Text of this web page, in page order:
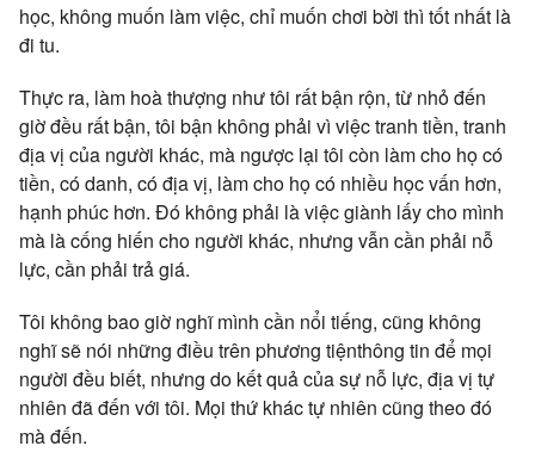
học, không muốn làm việc, chỉ muốn chơi bời thì tốt nhất là
đi tu.
Thực ra, làm hoà thượng như tôi rất bận rộn, từ nhỏ đến
giờ đều rất bận, tôi bận không phải vì việc tranh tiền, tranh
địa vị của người khác, mà ngược lại tôi còn làm cho họ có
tiền, có danh, có địa vị, làm cho họ có nhiều học vấn hơn,
hạnh phúc hơn. Đó không phải là việc giành lấy cho mình
mà là cống hiến cho người khác, nhưng vẫn cần phải nỗ
lực, cần phải trả giá.
Tôi không bao giờ nghĩ mình cần nổi tiếng, cũng không
nghĩ sẽ nói những điều trên phương tiệnthông tin để mọi
người đều biết, nhưng do kết quả của sự nỗ lực, địa vị tự
nhiên đã đến với tôi. Mọi thứ khác tự nhiên cũng theo đó
mà đến.